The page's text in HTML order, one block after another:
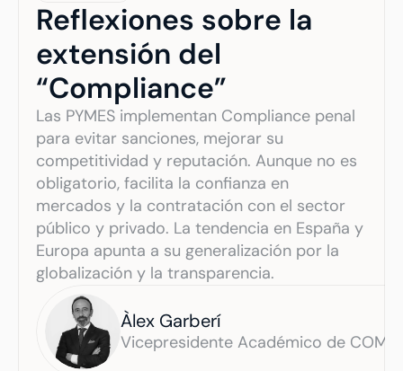
Reflexiones sobre la
extensión del
“Compliance”
Las PYMES implementan Compliance penal
para evitar sanciones, mejorar su
competitividad y reputación. Aunque no es
obligatorio, facilita la confianza en
mercados y la contratación con el sector
público y privado. La tendencia en España y
Europa apunta a su generalización por la
globalización y la transparencia.
Àlex Garberí
Vicepresidente Académico de